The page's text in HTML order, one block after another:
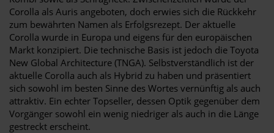
Corolla als Auris angeboten, doch erwies sich die Rückkehr
zum bewährten Namen als Erfolgsrezept. Der aktuelle
Corolla wurde in Europa und eigens für den europäischen
Markt konzipiert. Die technische Basis ist jedoch die Toyota
New Global Architecture (TNGA). Selbstverständlich ist der
aktuelle Corolla auch als Hybrid zu haben und präsentiert
sich sowohl im besten Sinne des Wortes vernünftig als auch
attraktiv. Ein echter Topseller, dessen Optik gegenüber dem
Vorgänger sowohl ein wenig niedriger als auch in die Länge
gestreckt erscheint.